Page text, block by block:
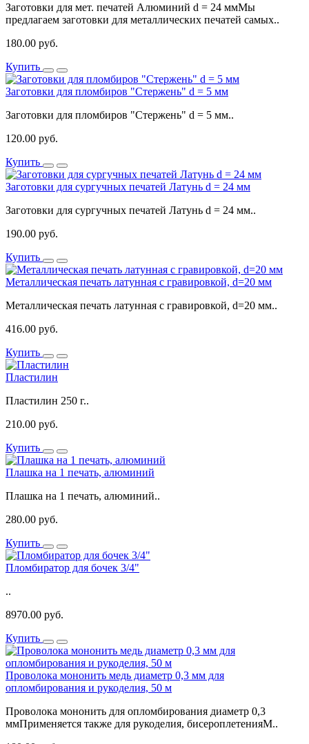
Заготовки для мет. печатей Алюминий d = 24 ммМы
предлагаем заготовки для металлических печатей самых..
180.00 руб.
Купить
Заготовки для пломбиров "Стержень" d = 5 мм
Заготовки для пломбиров "Стержень" d = 5 мм..
120.00 руб.
Купить
Заготовки для сургучных печатей Латунь d = 24 мм
Заготовки для сургучных печатей Латунь d = 24 мм..
190.00 руб.
Купить
Металлическая печать латунная с гравировкой, d=20 мм
Металлическая печать латунная с гравировкой, d=20 мм..
416.00 руб.
Купить
Пластилин
Пластилин 250 г..
210.00 руб.
Купить
Плашка на 1 печать, алюминий
Плашка на 1 печать, алюминий..
280.00 руб.
Купить
Пломбиратор для бочек 3/4"
..
8970.00 руб.
Купить
Проволока мононить медь диаметр 0,3 мм для
опломбирования и рукоделия, 50 м
Проволока мононить для опломбирования диаметр 0,3
ммПрименяется также для рукоделия, бисероплетенияМ..